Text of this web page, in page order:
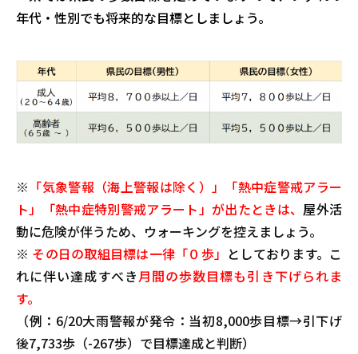
年代・性別でも将来的な目標としましょう。
※ 「気象警報（海上警報は除く）」「熱中症警戒アラー
ト」「熱中症特別警戒アラート」が出たときは、 屋外活
動に危険が伴うため、ウォーキングを控えましょう。
※ その日の取組目標は一律「０歩」 としております。こ
れに伴い達成すべき月間の歩数目標も引き下げられま
す。
（例：6/20大雨警報が発令：当初8,000歩目標→引下げ
後7,733歩（-267歩）で目標達成と判断）